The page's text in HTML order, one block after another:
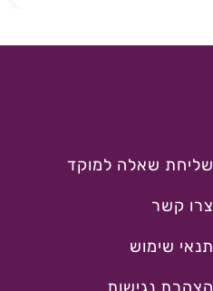
שליחת שאלה למוקד
צרו קשר
תנאי שימוש